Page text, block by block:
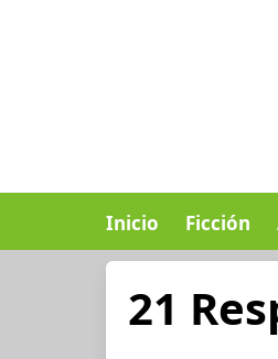
Inicio Ficción
21